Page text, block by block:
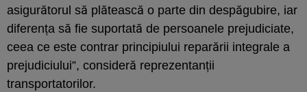
asigurătorul să plătească o parte din despăgubire, iar
diferența să fie suportată de persoanele prejudiciate,
ceea ce este contrar principiului reparării integrale a
prejudiciului”, consideră reprezentanții
transportatorilor.